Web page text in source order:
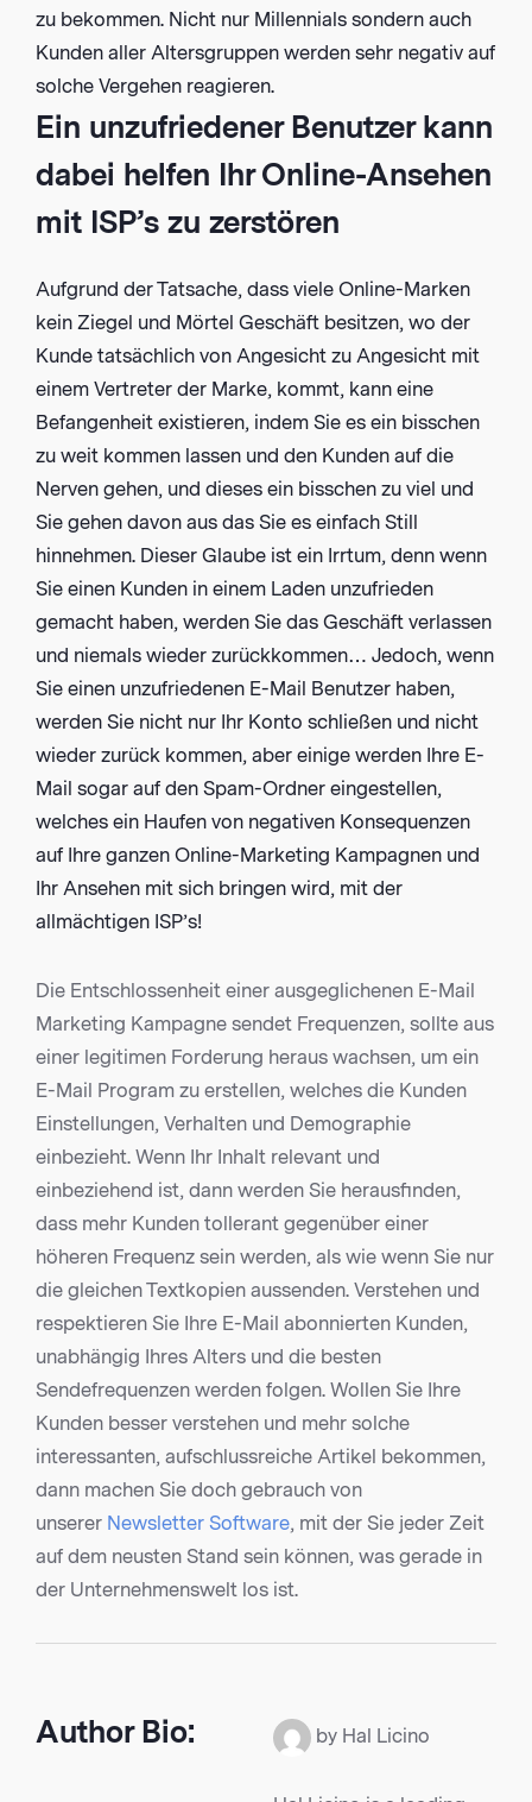
zu bekommen. Nicht nur Millennials sondern auch
Kunden aller Altersgruppen werden sehr negativ auf
solche Vergehen reagieren.
Ein unzufriedener Benutzer kann
dabei helfen Ihr Online-Ansehen
mit ISP’s zu zerstören
Aufgrund der Tatsache, dass viele Online-Marken
kein Ziegel und Mörtel Geschäft besitzen, wo der
Kunde tatsächlich von Angesicht zu Angesicht mit
einem Vertreter der Marke, kommt, kann eine
Befangenheit existieren, indem Sie es ein bisschen
zu weit kommen lassen und den Kunden auf die
Nerven gehen, und dieses ein bisschen zu viel und
Sie gehen davon aus das Sie es einfach Still
hinnehmen. Dieser Glaube ist ein Irrtum, denn wenn
Sie einen Kunden in einem Laden unzufrieden
gemacht haben, werden Sie das Geschäft verlassen
und niemals wieder zurückkommen… Jedoch, wenn
Sie einen unzufriedenen E-Mail Benutzer haben,
werden Sie nicht nur Ihr Konto schließen und nicht
wieder zurück kommen, aber einige werden Ihre E-
Mail sogar auf den Spam-Ordner eingestellen,
welches ein Haufen von negativen Konsequenzen
auf Ihre ganzen Online-Marketing Kampagnen und
Ihr Ansehen mit sich bringen wird, mit der
allmächtigen ISP’s!
Die Entschlossenheit einer ausgeglichenen E-Mail
Marketing Kampagne sendet Frequenzen, sollte aus
einer legitimen Forderung heraus wachsen, um ein
E-Mail Program zu erstellen, welches die Kunden
Einstellungen, Verhalten und Demographie
einbezieht. Wenn Ihr Inhalt relevant und
einbeziehend ist, dann werden Sie herausfinden,
dass mehr Kunden tollerant gegenüber einer
höheren Frequenz sein werden, als wie wenn Sie nur
die gleichen Textkopien aussenden. Verstehen und
respektieren Sie Ihre E-Mail abonnierten Kunden,
unabhängig Ihres Alters und die besten
Sendefrequenzen werden folgen. Wollen Sie Ihre
Kunden besser verstehen und mehr solche
interessanten, aufschlussreiche Artikel bekommen,
dann machen Sie doch gebrauch von
unserer Newsletter Software, mit der Sie jeder Zeit
auf dem neusten Stand sein können, was gerade in
der Unternehmenswelt los ist.
Author Bio: by Hal Licino